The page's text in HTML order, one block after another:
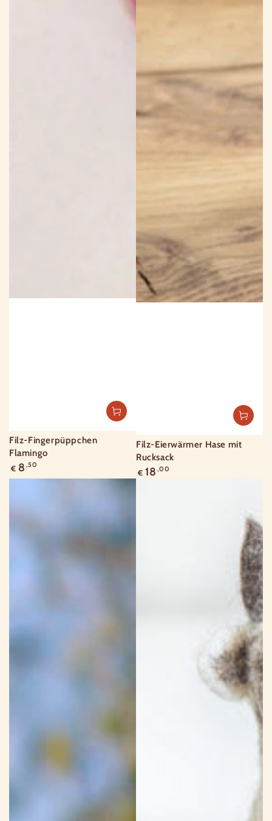
Filz-Fingerpüppchen
Flamingo
Regulärer
Preis
€ 8 ,50
Filz-Eierwärmer Hase mit
Rucksack
Regulärer
€ 18 ,00